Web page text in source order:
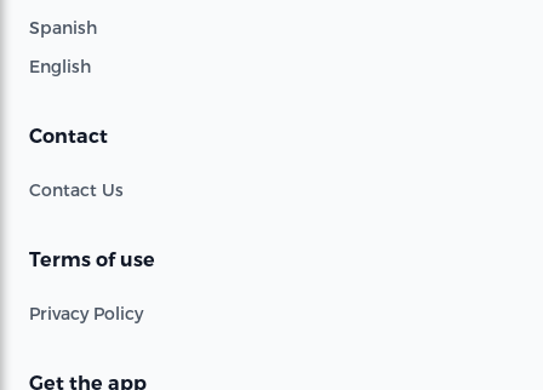
Spanish
English
Contact
Contact Us
Terms of use
Privacy Policy
Get the app